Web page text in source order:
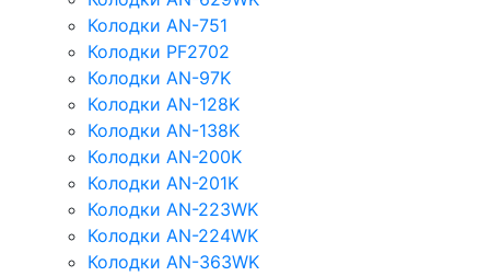
Колодки AN-751
Колодки PF2702
Колодки AN-97K
Колодки AN-128K
Колодки AN-138K
Колодки AN-200K
Колодки AN-201K
Колодки AN-223WK
Колодки AN-224WK
Колодки AN-363WK